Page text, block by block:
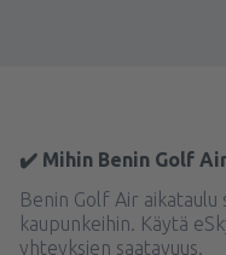
✔️ Mihin Benin Golf
Benin Golf Air
kaupunkeihin. Käytä
yhteyksien saatavuus.